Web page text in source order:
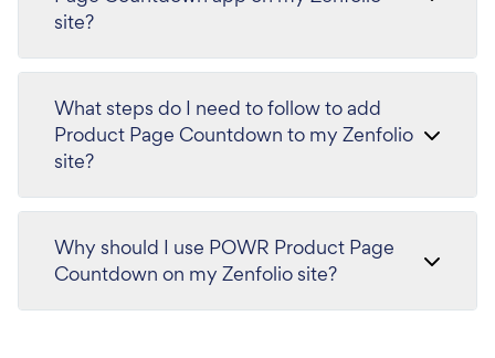
site?
What steps do I need to follow to add
Product Page Countdown to my Zenfolio
site?
Why should I use POWR Product Page
Countdown on my Zenfolio site?